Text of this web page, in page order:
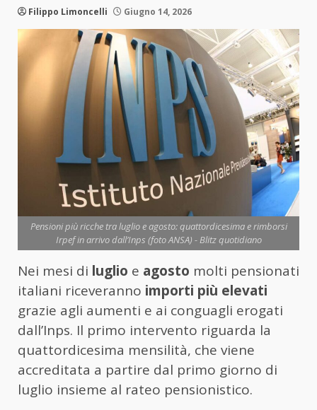
Filippo Limoncelli Giugno 14, 2026
Pensioni più ricche tra luglio e agosto: quattordicesima e rimborsi
Irpef in arrivo dall’Inps (foto ANSA) - Blitz quotidiano
Nei mesi di luglio e agosto molti pensionati
italiani riceveranno importi più elevati
grazie agli aumenti e ai conguagli erogati
dall’Inps. Il primo intervento riguarda la
quattordicesima mensilità, che viene
accreditata a partire dal primo giorno di
luglio insieme al rateo pensionistico.